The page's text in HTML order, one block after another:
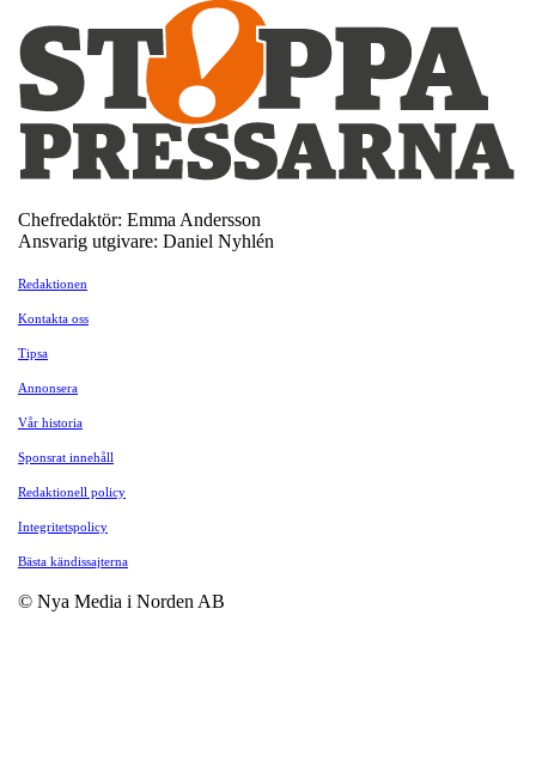
Chefredaktör: Emma Andersson
Ansvarig utgivare: Daniel Nyhlén
Redaktionen
Kontakta oss
Tipsa
Annonsera
Vår historia
Sponsrat innehåll
Redaktionell policy
Integritetspolicy
Bästa kändissajterna
© Nya Media i Norden AB